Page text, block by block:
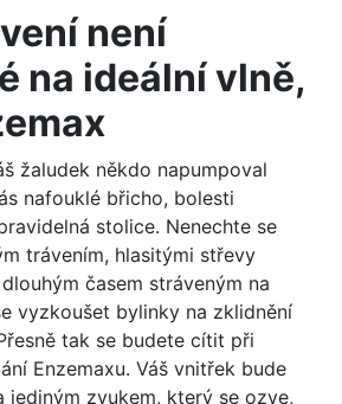
není
na ideální vlně,
žaludek někdo napumpoval
nafouklé břicho, bolesti
stolice. Nenechte se
trávením, hlasitými střevy
časem stráveným na
vyzkoušet bylinky na zklidnění
tak se budete cítit při
Enzemaxu. Váš vnitřek bude
jediným zvukem, který se ozve,